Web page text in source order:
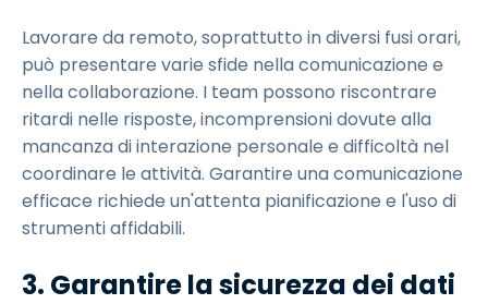
Lavorare da remoto, soprattutto in diversi fusi orari,
può presentare varie sfide nella comunicazione e
nella collaborazione. I team possono riscontrare
ritardi nelle risposte, incomprensioni dovute alla
mancanza di interazione personale e difficoltà nel
coordinare le attività. Garantire una comunicazione
efficace richiede un'attenta pianificazione e l'uso di
strumenti affidabili.
3. Garantire la sicurezza dei dati